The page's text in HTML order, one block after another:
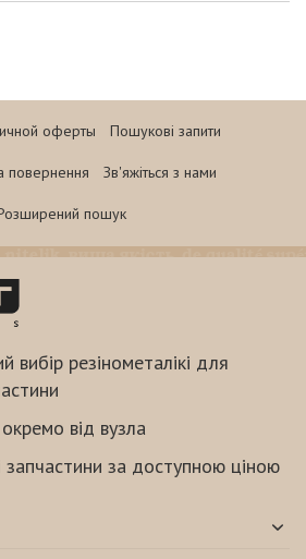
оферты Пошукові запити
повернення Зв'яжіться з нами
пошук
вибір резінометалікі для
від вузла
запчастини за доступною ціною